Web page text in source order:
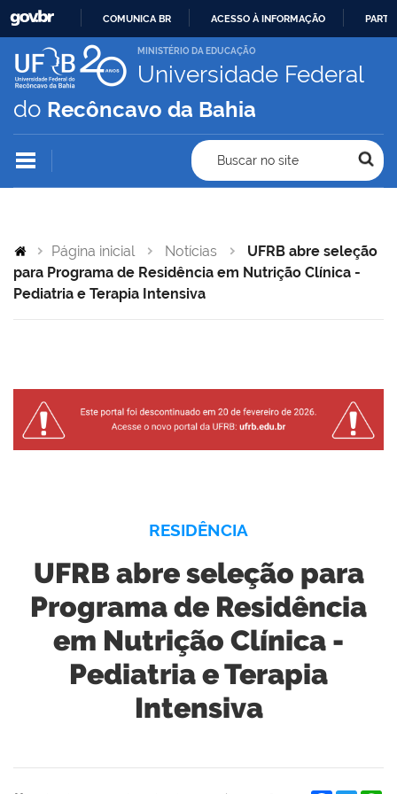
IR
PARA
CONTEÚDO
COMUNICA BR ACESSO À INFORMAÇÃO
MINISTÉRIO DA EDUCAÇÃO
Universidade Federal
do Recôncavo da Bahia
Buscar no site
Página inicial Notícias
UFRB abre seleção
para Programa de Residência em Nutrição Clínica -
Pediatria e Terapia Intensiva
RESIDÊNCIA
UFRB abre seleção para
Programa de Residência
em Nutrição Clínica -
Pediatria e Terapia
Intensiva